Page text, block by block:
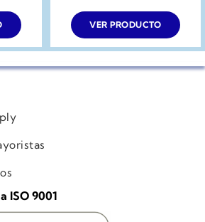
VER PRODUCTO
ISO 9001